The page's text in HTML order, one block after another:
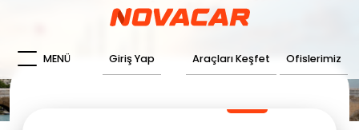
MENÜ Giriş Yap Araçları Keşfet Ofislerimiz